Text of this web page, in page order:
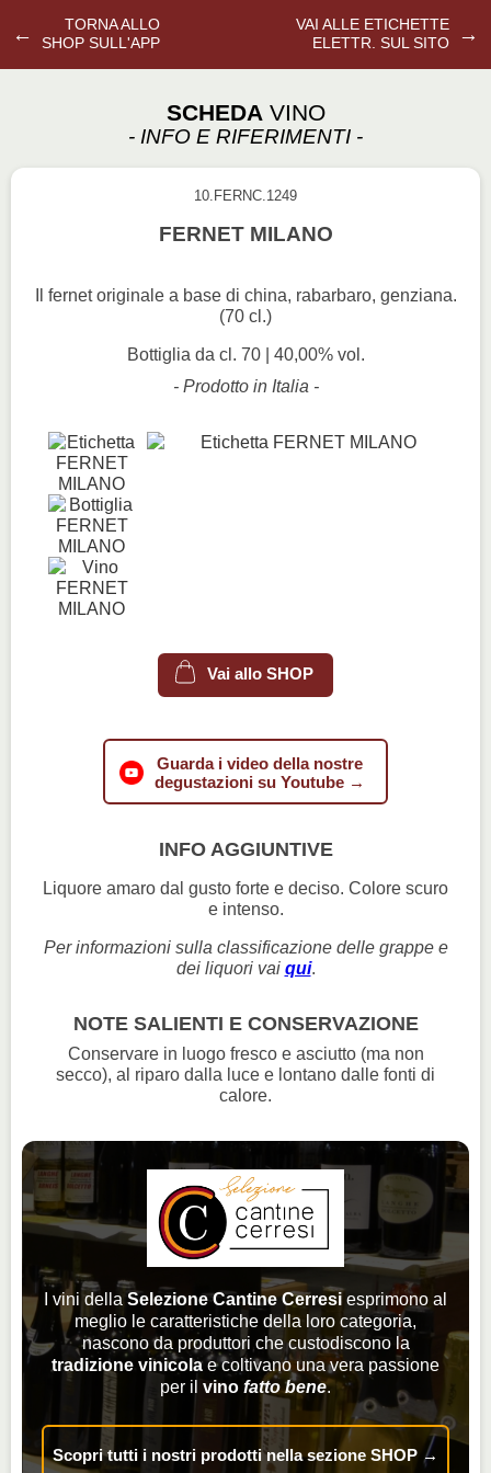
←
TORNA ALLO
SHOP SULL'APP
VAI ALLE ETICHETTE
ELETTR. SUL SITO
→
SCHEDA VINO
- INFO E RIFERIMENTI -
10.FERNC.1249
FERNET MILANO
Il fernet originale a base di china, rabarbaro, genziana.
(70 cl.)
Bottiglia da cl. 70 | 40,00% vol.
- Prodotto in Italia -
Vai allo SHOP
Guarda i video della nostre
degustazioni su Youtube →
INFO AGGIUNTIVE
Liquore amaro dal gusto forte e deciso. Colore scuro
e intenso.
Per informazioni sulla classificazione delle grappe e
dei liquori vai qui.
NOTE SALIENTI E CONSERVAZIONE
Conservare in luogo fresco e asciutto (ma non
secco), al riparo dalla luce e lontano dalle fonti di
calore.
I vini della Selezione Cantine Cerresi esprimono al
meglio le caratteristiche della loro categoria,
nascono da produttori che custodiscono la
tradizione vinicolae coltivano una vera passione
per il vino fatto bene.
Scopri tutti i nostri prodotti nella sezione SHOP →